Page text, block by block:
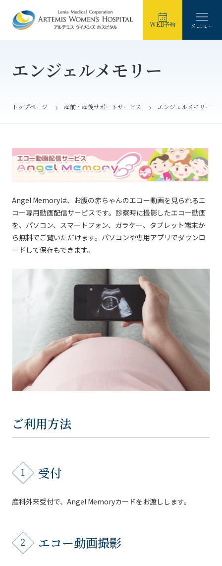
WEB予約 メニュー
エンジェルメモリー
トップページ 産前・産後サポートサービス エンジェルメモリー
Angel Memoryは、お腹の赤ちゃんのエコー動画を見られるエ
コー専用動画配信サービスです。診察時に撮影したエコー動画
を、パソコン、スマートフォン、ガラケー、タブレット端末か
ら無料でご覧いただけます。パソコンや専用アプリでダウンロ
ードして保存もできます。
ご利用方法
受付
産科外来受付で、Angel Memoryカードをお渡しします。
エコー動画撮影